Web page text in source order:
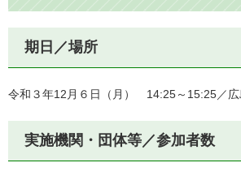
期日／場所
令和３年12月６日（月） 14:25～15:25／広
実施機関・団体等／参加者数